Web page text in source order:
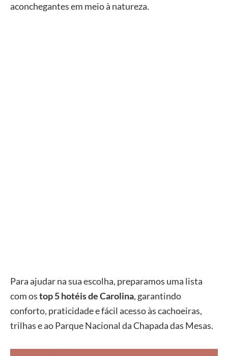
aconchegantes em meio à natureza.
Para ajudar na sua escolha, preparamos uma lista
com ostop 5 hotéis de Carolina, garantindo
conforto, praticidade e fácil acesso às cachoeiras,
trilhas e ao Parque Nacional da Chapada das Mesas.